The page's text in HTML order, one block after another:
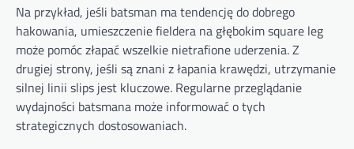
Na przykład, jeśli batsman ma tendencję do dobrego
hakowania, umieszczenie fieldera na głębokim square leg
może pomóc złapać wszelkie nietrafione uderzenia. Z
drugiej strony, jeśli są znani z łapania krawędzi, utrzymanie
silnej linii slips jest kluczowe. Regularne przeglądanie
wydajności batsmana może informować o tych
strategicznych dostosowaniach.